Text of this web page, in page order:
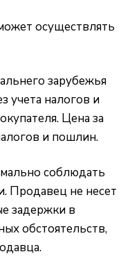
осуществлять
зарубежья
учета налогов и
Цена за
и пошлин.
соблюдать
Продавец не несет
задержки в
обстоятельств,